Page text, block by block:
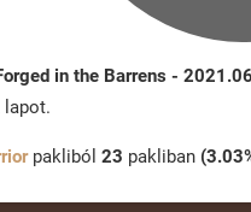
in the Barrens -
lapot.
pakliból 23 pakliban